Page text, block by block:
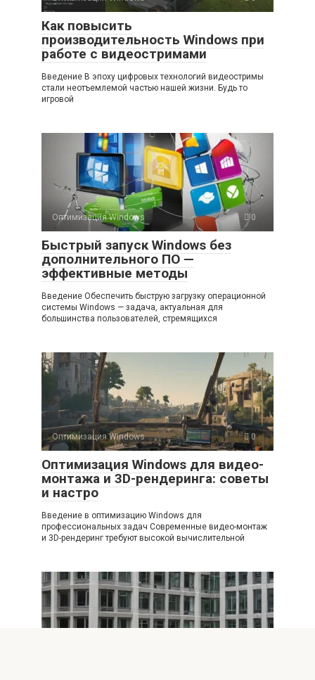
Как повысить
производительность Windows при
работе с видеостримами
Введение В эпоху цифровых технологий видеостримы
стали неотъемлемой частью нашей жизни. Будь то
игровой
Оптимизация Windows 0
Быстрый запуск Windows без
дополнительного ПО —
эффективные методы
Введение Обеспечить быструю загрузку операционной
системы Windows — задача, актуальная для
большинства пользователей, стремящихся
Оптимизация Windows 0
Оптимизация Windows для видео-
монтажа и 3D-рендеринга: советы
и настро
Введение в оптимизацию Windows для
профессиональных задач Современные видео-монтаж
и 3D-рендеринг требуют высокой вычислительной